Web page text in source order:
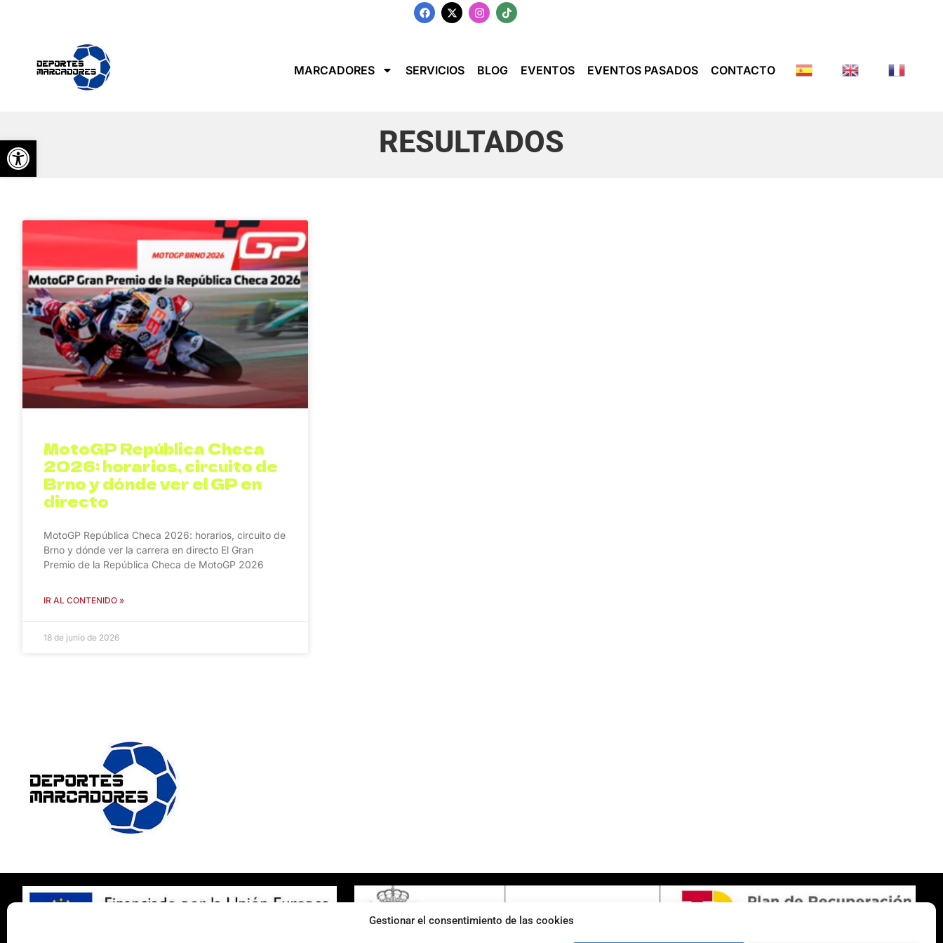
Abrir barra de herramientas
Gestionar el consentimiento de las cookies
MARCADORES SERVICIOS BLOG EVENTOS EVENTOS PASADOS CONTACTO
RESULTADOS
MotoGP República Checa
2026: horarios, circuito de
Brno y dónde ver el GP en
directo
MotoGP República Checa 2026: horarios, circuito de
Brno y dónde ver la carrera en directo El Gran
Premio de la República Checa de MotoGP 2026
IR AL CONTENIDO »
18 de junio de 2026